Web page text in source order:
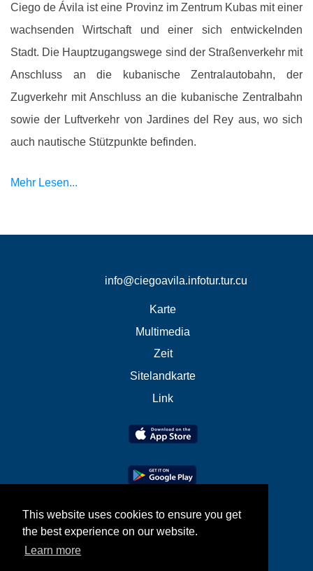
This website uses cookies to ensure you get
the best experience on our website.
Learn more
Ciego de Ávila ist eine Provinz im Zentrum Kubas mit einer
wachsenden Wirtschaft und einer sich entwickelnden
Stadt. Die Hauptzugangswege sind der Straßenverkehr mit
Anschluss an die kubanische Zentralautobahn, der
Zugverkehr mit Anschluss an die kubanische Zentralbahn
sowie der Luftverkehr von Jardines del Rey aus, wo sich
auch nautische Stützpunkte befinden.
Mehr Lesen...
info@ciegoavila.infotur.tur.cu
Karte
Multimedia
Zeit
Sitelandkarte
Link